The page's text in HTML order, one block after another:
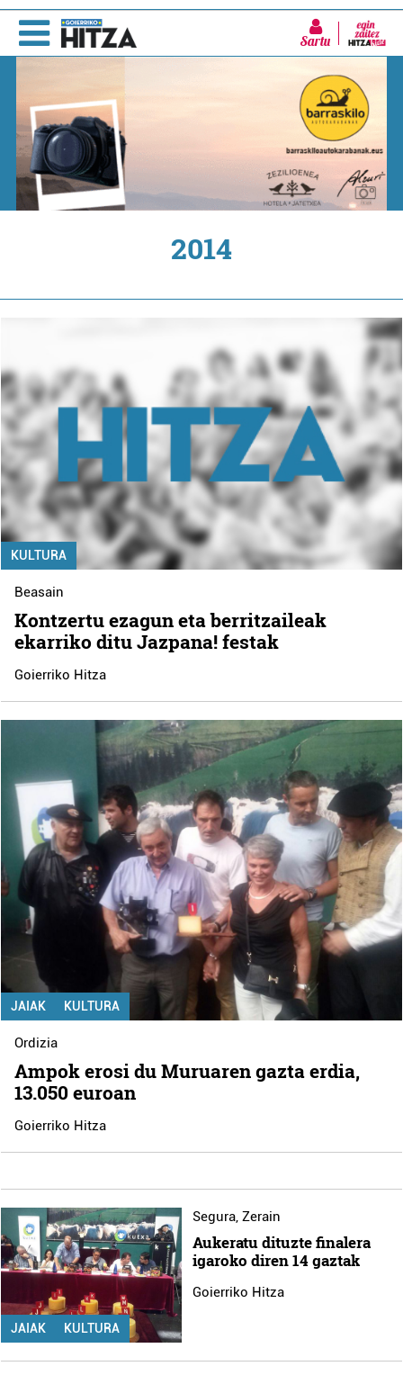
Sartu
2014
KULTURA
Beasain
Kontzertu ezagun eta berritzaileak
ekarriko ditu Jazpana! festak
Goierriko Hitza
JAIAK KULTURA
Ordizia
Ampok erosi du Muruaren gazta erdia,
13.050 euroan
Goierriko Hitza
JAIAK KULTURA
Segura, Zerain
Aukeratu dituzte finalera
igaroko diren 14 gaztak
Goierriko Hitza